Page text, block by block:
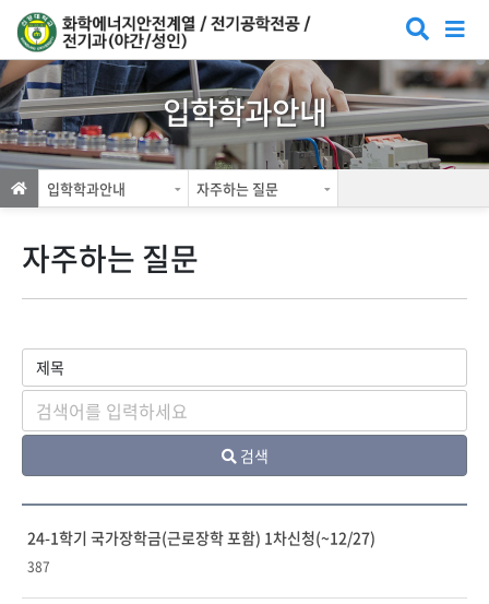
입학학과안내
입학학과안내 자주하는 질문
자주하는 질문
검색
24-1학기 국가장학금(근로장학 포함) 1차신청(~12/27)
387